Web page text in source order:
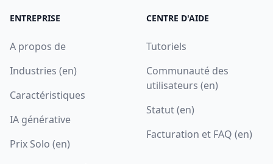
ENTREPRISE
A propos de
Industries (en)
Caractéristiques
IA générative
Prix Solo (en)
CENTRE D'AIDE
Tutoriels
Communauté des
utilisateurs (en)
Statut (en)
Facturation et FAQ (en)